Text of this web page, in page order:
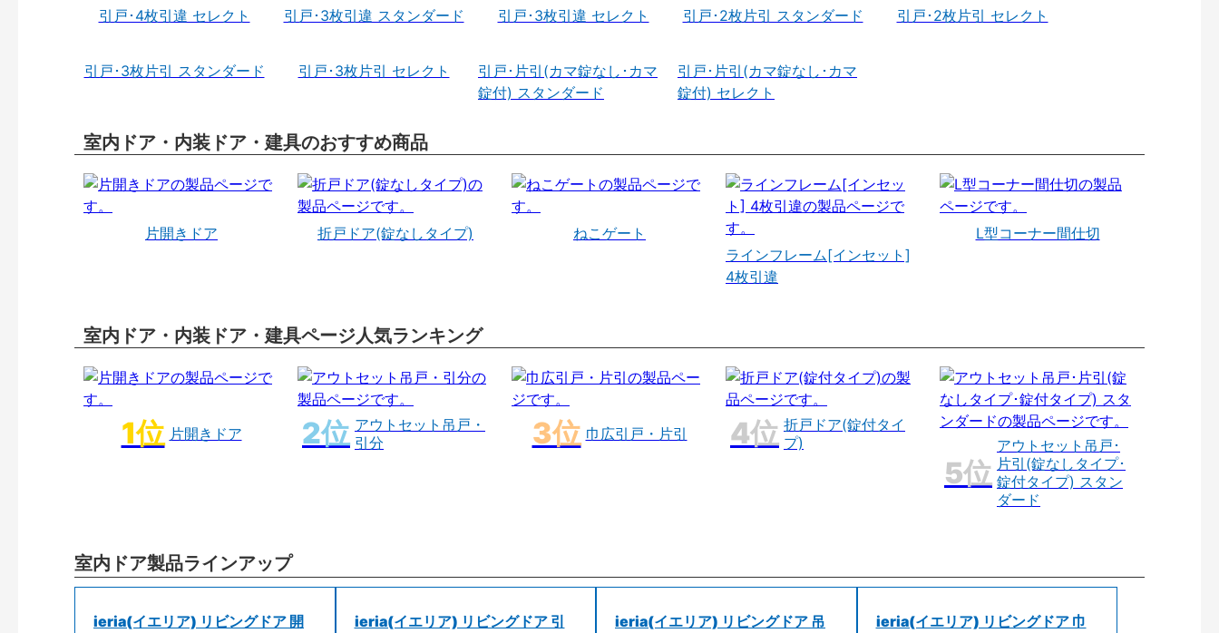
引戸･4枚引違 セレクト 引戸･3枚引違 スタンダード 引戸･3枚引違 セレクト 引戸･2枚片引 スタンダード 引戸･2枚片引 セレクト
引戸･3枚片引 スタンダード 引戸･3枚片引 セレクト
引戸･片引(カマ錠なし･カマ
錠付) スタンダード
引戸･片引(カマ錠なし･カマ
錠付) セレクト
室内ドア・内装ドア・建具のおすすめ商品
片開きドア 折戸ドア(錠なしタイプ)
ねこゲート
ラインフレーム[インセット]
4枚引違
L型コーナー間仕切
室内ドア・内装ドア・建具ページ人気ランキング
片開きドア
アウトセット吊戸・
引分
巾広引戸・片引
折戸ドア(錠付タイ
プ)
アウトセット吊戸･
片引(錠なしタイプ･
錠付タイプ) スタン
ダード
室内ドア製品ラインアップ
ieria(イエリア) リビングドア 開
ieria(イエリア) リビングドア 引
ieria(イエリア) リビングドア 吊
ieria(イエリア) リビングドア 巾